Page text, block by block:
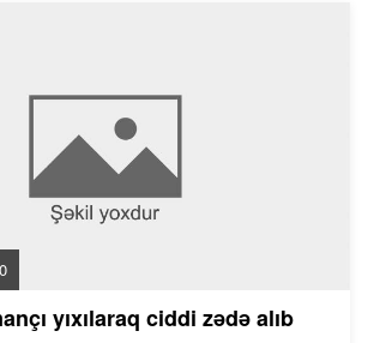
yıxılaraq ciddi zədə alıb